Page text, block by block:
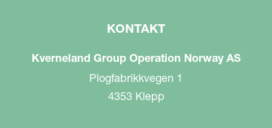
KONTAKT
Kverneland Group Operation Norway AS
Plogfabrikkvegen 1
4353 Klepp